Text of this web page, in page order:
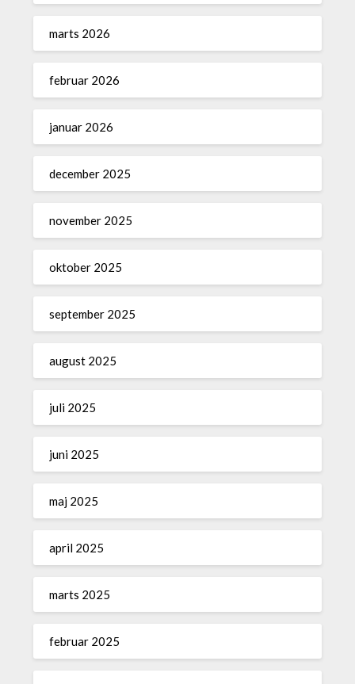
marts 2026
februar 2026
januar 2026
december 2025
november 2025
oktober 2025
september 2025
august 2025
juli 2025
juni 2025
maj 2025
april 2025
marts 2025
februar 2025